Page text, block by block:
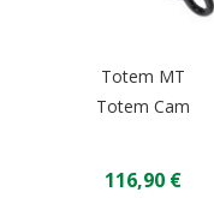
Totem MT
Totem Cam
116,90 €